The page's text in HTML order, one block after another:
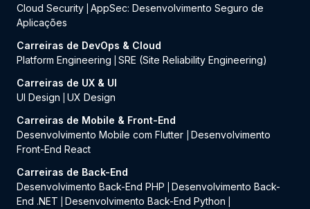
Cloud Security AppSec: Desenvolvimento Seguro de
Aplicações
Carreiras de DevOps & Cloud
Platform Engineering
SRE (Site Reliability Engineering)
Carreiras de UX & UI
UI Design
UX Design
Carreiras de Mobile & Front-End
Desenvolvimento Mobile com Flutter
Desenvolvimento
Front-End React
Carreiras de Back-End
Desenvolvimento Back-End PHP
Desenvolvimento Back-
End .NET
Desenvolvimento Back-End Python